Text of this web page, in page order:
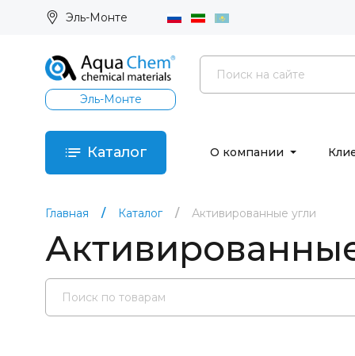
Эль-Монте
Эль-Монте
Каталог О компании
Главная Каталог Активированные угли